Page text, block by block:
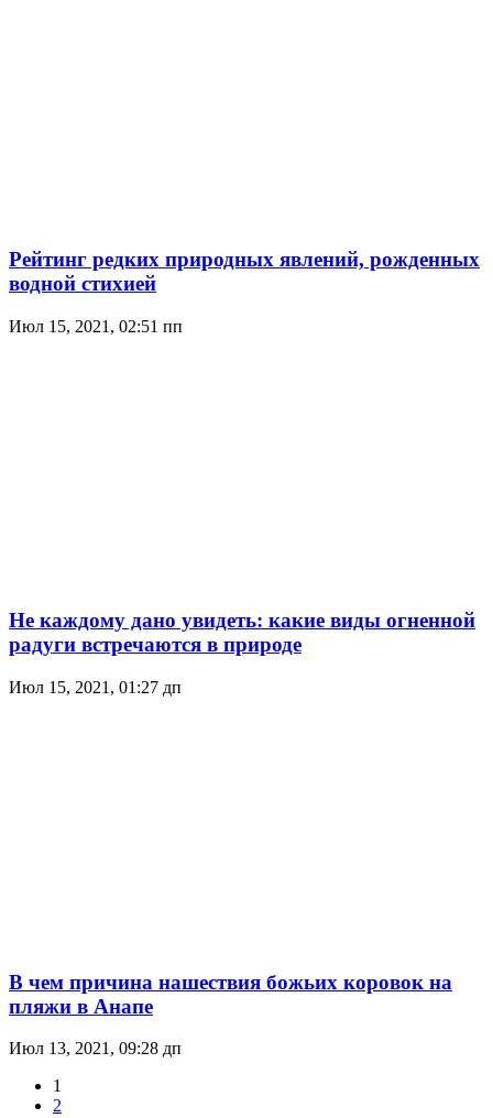
Рейтинг редких природных явлений, рожденных
водной стихией
Июл 15, 2021, 02:51 пп
Не каждому дано увидеть: какие виды огненной
радуги встречаются в природе
Июл 15, 2021, 01:27 дп
В чем причина нашествия божьих коровок на
пляжи в Анапе
Июл 13, 2021, 09:28 дп
1
2